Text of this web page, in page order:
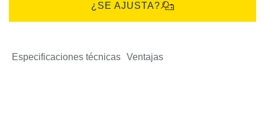
¿SE AJUSTA?
Especificaciones técnicas Ventajas